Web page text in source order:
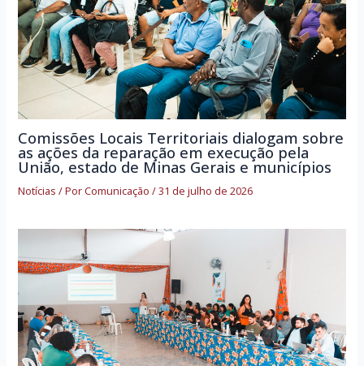
Comissões Locais Territoriais dialogam sobre
as ações da reparação em execução pela
União, estado de Minas Gerais e municípios
Notícias / PorComunicação/31 de julho de 2026